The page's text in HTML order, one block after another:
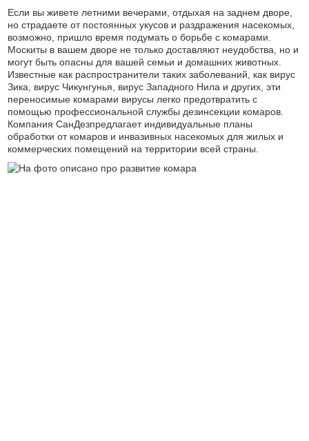
Если вы живете летними вечерами, отдыхая на заднем дворе,
но страдаете от постоянных укусов и раздражения насекомых,
возможно, пришло время подумать о борьбе с комарами.
Москиты в вашем дворе не только доставляют неудобства, но и
могут быть опасны для вашей семьи и домашних животных.
Известные как распространители таких заболеваний, как вирус
Зика, вирус Чикунгунья, вирус Западного Нила и других, эти
переносимые комарами вирусы легко предотвратить с
помощью профессиональной службы дезинсекции комаров.
Компания СанДезпредлагает индивидуальные планы
обработки от комаров и инвазивных насекомых для жилых и
коммерческих помещений на территории всей страны.